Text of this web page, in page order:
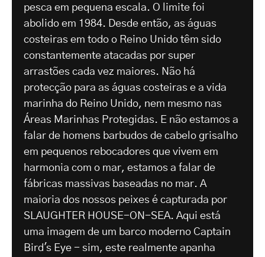
pesca em pequena escala. O limite foi
abolido em 1984. Desde então, as águas
costeiras em todo o Reino Unido têm sido
constantemente atacadas por super
arrastões cada vez maiores. Não há
protecção para as águas costeiras e a vida
marinha do Reino Unido, nem mesmo nas
Áreas Marinhas Protegidas. E não estamos a
falar de homens barbudos de cabelo grisalho
em pequenos rebocadores que vivem em
harmonia com o mar, estamos a falar de
fábricas massivas baseadas no mar. A
maioria dos nossos peixes é capturada por
SLAUGHTER HOUSE-ON-SEA. Aqui está
uma imagem de um barco moderno Captain
Bird's Eye - sim, este realmente apanha